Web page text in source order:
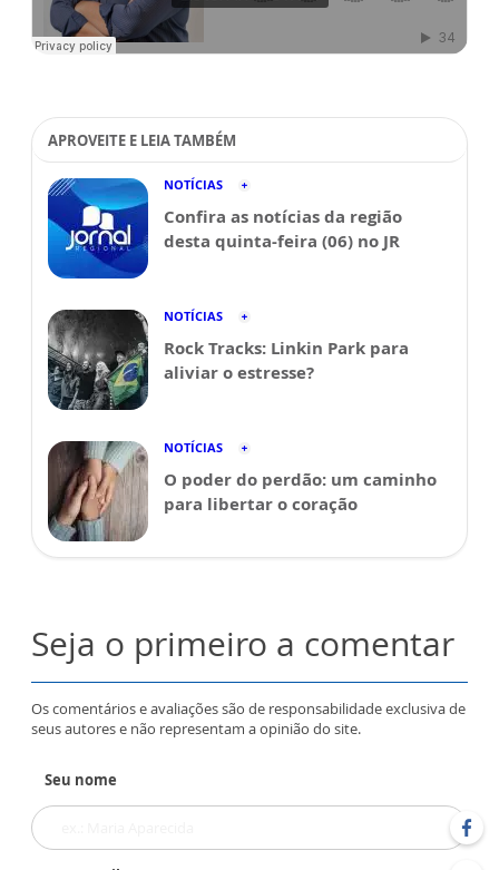
APROVEITE E LEIA TAMBÉM
NOTÍCIAS
Confira as notícias da região
desta quinta-feira (06) no JR
NOTÍCIAS
Rock Tracks: Linkin Park para
aliviar o estresse?
NOTÍCIAS
O poder do perdão: um caminho
para libertar o coração
Seja o primeiro a comentar
Os comentários e avaliações são de responsabilidade exclusiva de
seus autores e não representam a opinião do site.
Seu nome